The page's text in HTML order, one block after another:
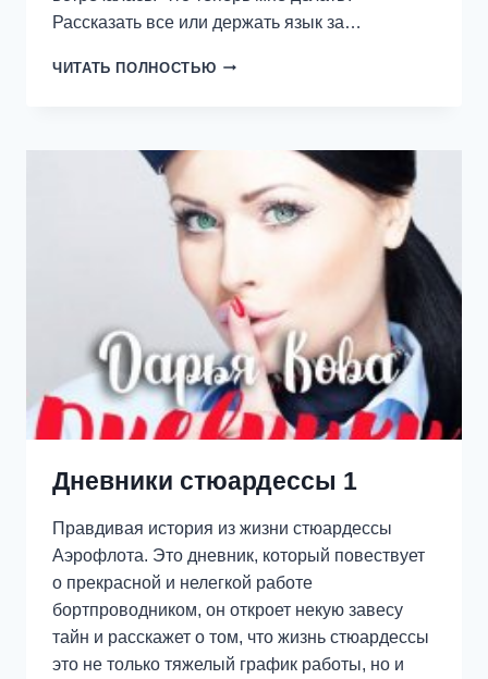
Рассказать все или держать язык за…
ЧИТАТЬ ПОЛНОСТЬЮ ОТЧИМ
Дневники стюардессы 1
Правдивая история из жизни стюардессы
Аэрофлота. Это дневник, который повествует
о прекрасной и нелегкой работе
бортпроводником, он откроет некую завесу
тайн и расскажет о том, что жизнь стюардессы
это не только тяжелый график работы, но и